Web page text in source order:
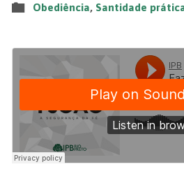
Obediência, Santidade